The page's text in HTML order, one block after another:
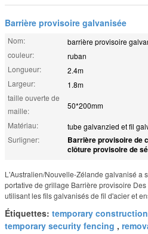
Barrière provisoire galvanisée
Nom:
barrière provisoire
couleur:
ruban
Longueur:
2.4m
Largeur:
1.8m
taille ouverte de
maille:
50*200mm
Matériau:
tube galvanzied et fil
Surligner:
Barrière provisoire de
clôture provisoire de
L'Australien/Nouvelle-Zélande galvanisé a
portative de grillage Barrière provisoire
utilisant les fils galvanisés de fil d'acier et
Étiquettes: temporary
temporary security fencing ,